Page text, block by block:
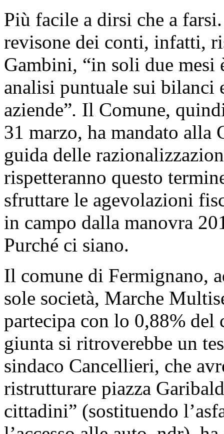
Più facile a dirsi che a
revisone dei conti, infatti,
Gambini, “in soli due mesi
analisi puntuale sui bilanci
aziende”. Il Comune,
31 marzo, ha mandato
guida delle
rispetteranno questo
sfruttare le agevolazioni
in campo dalla manovra
Purché ci siano.
Il comune di Fermignano,
sole società, Marche
partecipa con lo 0,88% del
giunta si ritroverebbe un
sindaco Cancellieri, che
ristrutturare piazza
cittadini” (sostituendo